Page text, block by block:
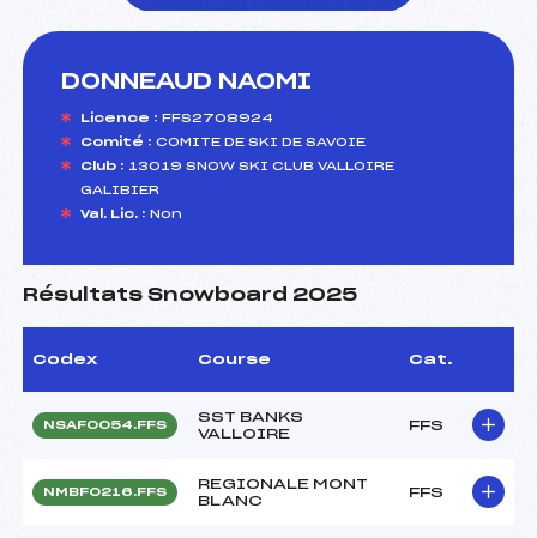
DONNEAUD NAOMI
Licence : FFS2708924
Comité : COMITE DE SKI DE SAVOIE
Club : 13019 SNOW SKI CLUB VALLOIRE
GALIBIER
Val. Lic. : Non
Résultats Snowboard 2025
Codex Course Cat.
NSAF0054.FFS
SST BANKS
VALLOIRE
FFS
NMBF0216.FFS
REGIONALE MONT
BLANC
FFS